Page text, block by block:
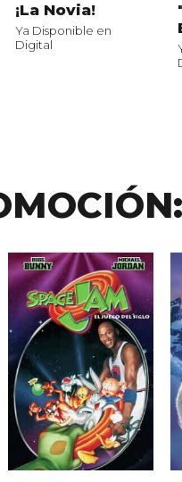
¡La Novia!
Ya Disponible en
Digital